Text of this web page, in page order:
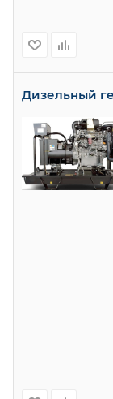
Дизельный